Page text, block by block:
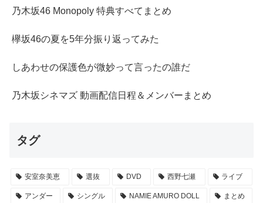
乃木坂46 Monopoly 特典すべてまとめ
欅坂46の夏を5年分振り返ってみた
しあわせの保護色が微妙って言ったの誰だ
乃木坂シネマズ 動画配信日程＆メンバーまとめ
タグ
安室奈美恵 選抜 DVD 西野七瀬 ライブ
アンダー シングル NAMIE AMURO DOLL まとめ